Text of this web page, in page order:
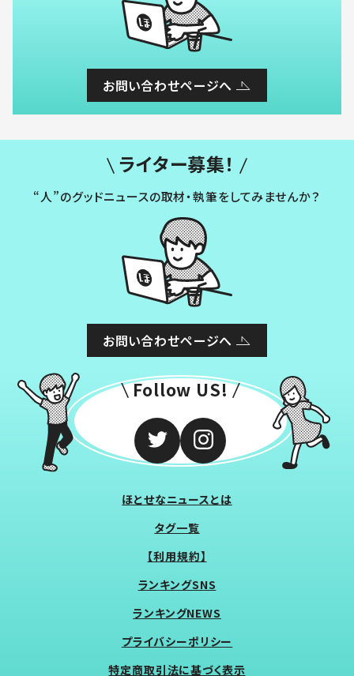
お問い合わせページへ
ライター募集！
“人”のグッドニュースの取材・執筆をしてみませんか？
お問い合わせページへ
Follow US!
ほとせなニュースとは
タグ一覧
【利用規約】
ランキングSNS
ランキングNEWS
プライバシーポリシー
特定商取引法に基づく表示